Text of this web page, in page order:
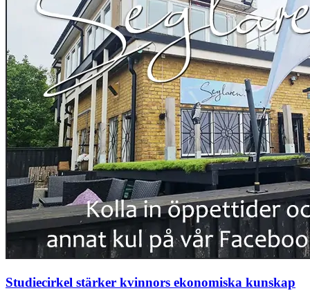
Studiecirkel stärker kvinnors ekonomiska kunskap